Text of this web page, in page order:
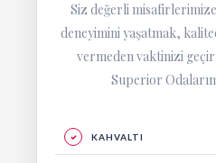
Siz değerli
deneyimini yaşatmak,
vermeden vaktinizi
Superior
KAHVALTI